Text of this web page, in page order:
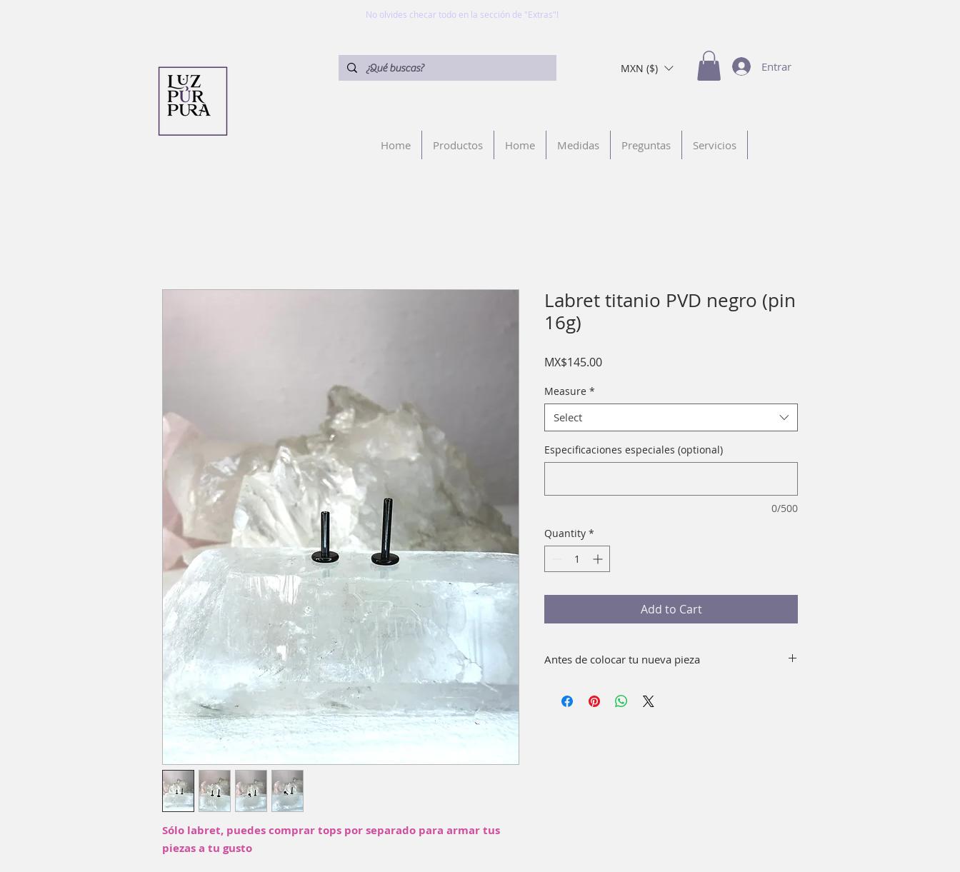
No olvides checar todo en la sección de "Extras"!
MXN ($) Entrar
Home Productos Home Medidas Preguntas Servicios
Sólo labret, puedes comprar tops por separado para armar tus
piezas a tu gusto
Labret titanio PVD negro (pin
16g)
MX$145.00Price
Measure *
Select
Especificaciones especiales (optional)
0/500
Quantity *
Add to Cart
Antes de colocar tu nueva pieza
pieza. Como complemento, puedes sumergir en